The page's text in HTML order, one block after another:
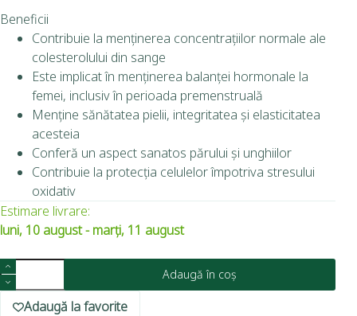
Beneficii
Contribuie la menținerea concentrațiilor normale ale
colesterolului din sange
Este implicat în menținerea balanței hormonale la
femei, inclusiv în perioada premenstruală
Menține sănătatea pielii, integritatea și elasticitatea
acesteia
Conferă un aspect sanatos părului și unghiilor
Contribuie la protecția celulelor împotriva stresului
oxidativ
Estimare livrare:
luni, 10 august - marți, 11 august
Adaugă în coș
Adaugă la favorite